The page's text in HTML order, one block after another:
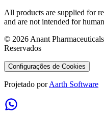
All products are supplied for
and are not intended for
© 2026 Anant
Reservados
Configurações de Cookies
Projetado por Aarth Software